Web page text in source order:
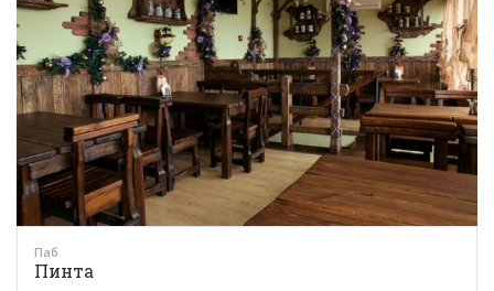
Паб
Пинта